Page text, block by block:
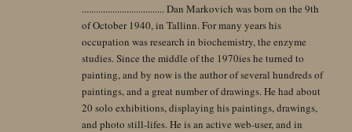
................................... Dan Markovich was born on the 9th
of October 1940, in Tallinn. For many years his
occupation was research in biochemistry, the enzyme
studies. Since the middle of the 1970ies he turned to
painting, and by now is the author of several hundreds of
paintings, and a great number of drawings. He had about
20 solo exhibitions, displaying his paintings, drawings,
and photo still-lifes. He is an active web-user, and in